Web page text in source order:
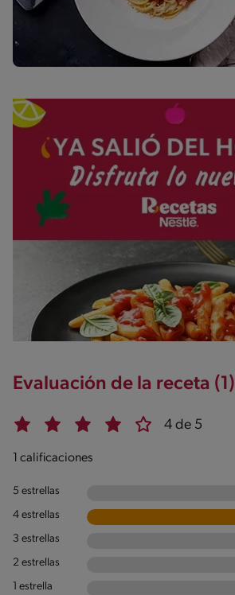
332g / 16%
Sodio
587g / 0%
1.4g / %
Evaluación de la receta (1)
4 de 5
1 calificaciones
5 estrellas
4 estrellas
3 estrellas
2 estrellas
1 estrella